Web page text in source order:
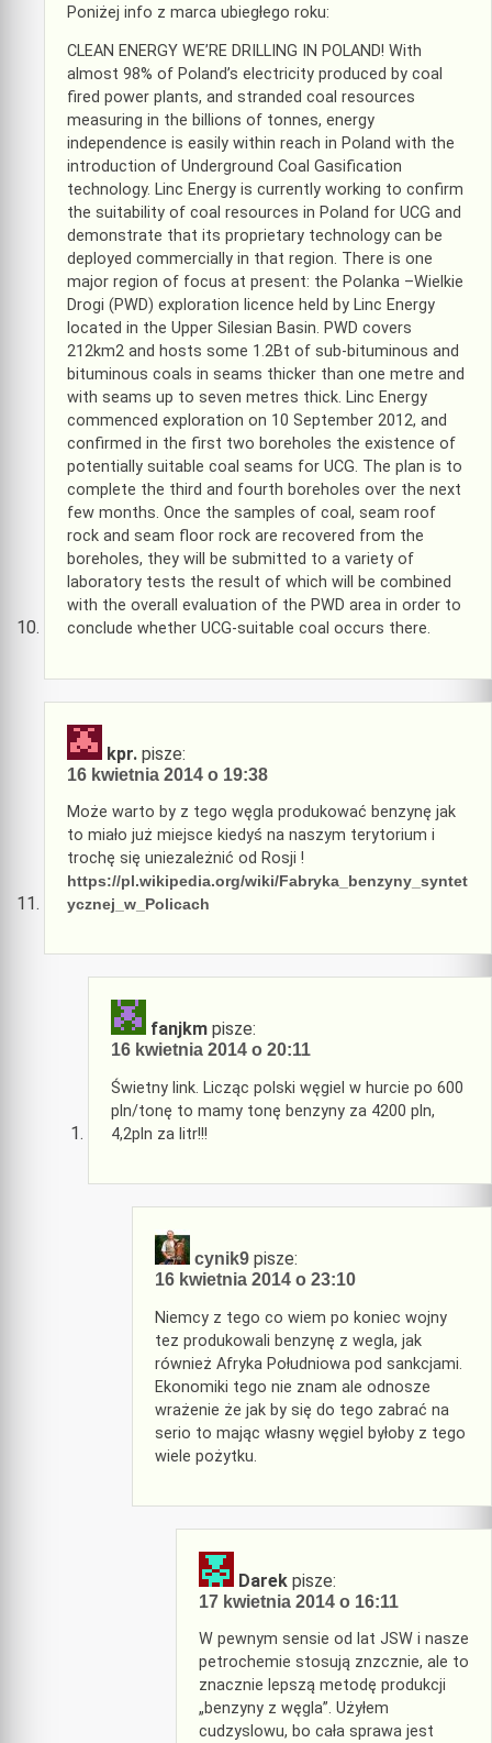
Poniżej info z marca ubiegłego roku:
CLEAN ENERGY WE’RE DRILLING IN POLAND! With
almost 98% of Poland’s electricity produced by coal
fired power plants, and stranded coal resources
measuring in the billions of tonnes, energy
independence is easily within reach in Poland with the
introduction of Underground Coal Gasification
technology. Linc Energy is currently working to confirm
the suitability of coal resources in Poland for UCG and
demonstrate that its proprietary technology can be
deployed commercially in that region. There is one
major region of focus at present: the Polanka –Wielkie
Drogi (PWD) exploration licence held by Linc Energy
located in the Upper Silesian Basin. PWD covers
212km2 and hosts some 1.2Bt of sub-bituminous and
bituminous coals in seams thicker than one metre and
with seams up to seven metres thick. Linc Energy
commenced exploration on 10 September 2012, and
confirmed in the first two boreholes the existence of
potentially suitable coal seams for UCG. The plan is to
complete the third and fourth boreholes over the next
few months. Once the samples of coal, seam roof
rock and seam floor rock are recovered from the
boreholes, they will be submitted to a variety of
laboratory tests the result of which will be combined
with the overall evaluation of the PWD area in order to
conclude whether UCG-suitable coal occurs there.
kpr. pisze:
16 kwietnia 2014 o 19:38
Może warto by z tego węgla produkować benzynę jak
to miało już miejsce kiedyś na naszym terytorium i
trochę się uniezależnić od Rosji !
https://pl.wikipedia.org/wiki/Fabryka_benzyny_syntet
ycznej_w_Policach
fanjkm pisze:
16 kwietnia 2014 o 20:11
Świetny link. Licząc polski węgiel w hurcie po 600
pln/tonę to mamy tonę benzyny za 4200 pln,
4,2pln za litr!!!
cynik9 pisze:
16 kwietnia 2014 o 23:10
Niemcy z tego co wiem po koniec wojny
tez produkowali benzynę z wegla, jak
również Afryka Południowa pod sankcjami.
Ekonomiki tego nie znam ale odnosze
wrażenie że jak by się do tego zabrać na
serio to mając własny węgiel byłoby z tego
wiele pożytku.
Darek pisze:
17 kwietnia 2014 o 16:11
W pewnym sensie od lat JSW i nasze
petrochemie stosują znzcznie, ale to
znacznie lepszą metodę produkcji
„benzyny z węgla”. Użyłem
cudzyslowu, bo cała sprawa jest